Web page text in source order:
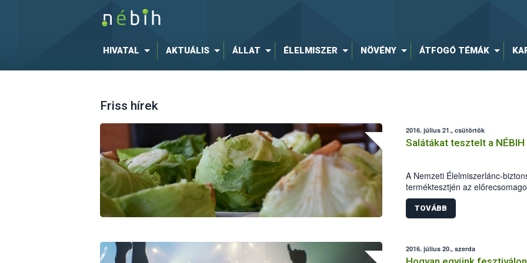
HIVATAL AKTUÁLIS ÁLLAT ÉLELMISZER NÖVÉNY ÁTFOGÓ TÉMÁK
Friss hírek
2016. július 21., csütörtök
Salátákat tesztelt a NÉBIH
A Nemzeti Élelmiszerlánc-
terméktesztjén az
összetevőjét, a jégsalátákat
terméket ellenőrzött a hatóság.
valamennyi megfelelő volt.
használata okán indul hatósági
TOVÁBB
2016. július 20., szerda